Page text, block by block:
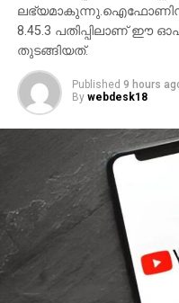
8.45.3 പതിപ്പിലാണ് ഈ
തുടങ്ങിയത്.
Published 9 hours
By webdesk18